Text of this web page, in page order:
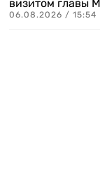
визитом главы
06.08.2026 / 15:54